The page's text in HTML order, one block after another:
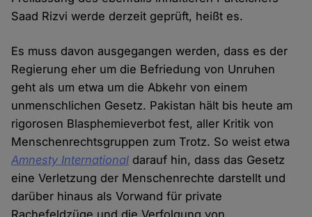
Saad Rizvi werde derzeit geprüft, heißt es.
Es muss davon ausgegangen werden, dass es der
Regierung eher um die Befriedung von Unruhen
geht als um etwa um die Abkehr von einem
unmenschlichen Gesetz. Pakistan hält bis heute am
rigorosen Blasphemieverbot fest, aller Kritik von
Menschenrechtsgruppen zum Trotz. So weist etwa
Amnesty International darauf hin, dass das Gesetz
eine Verletzung der Menschenrechte darstellt und
darüber hinaus als Vorwand für private